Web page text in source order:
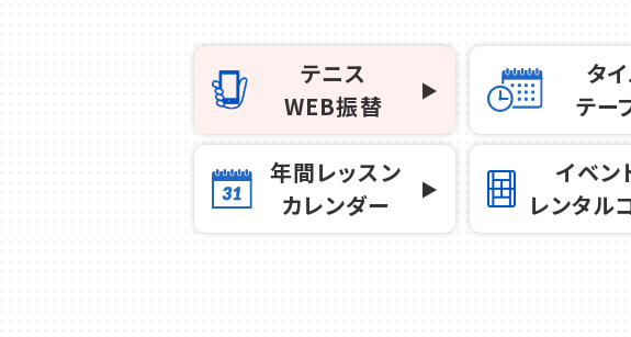
テニス
WEB振替
タ
テー
年間レッスン
カレンダー
イベン
レンタル